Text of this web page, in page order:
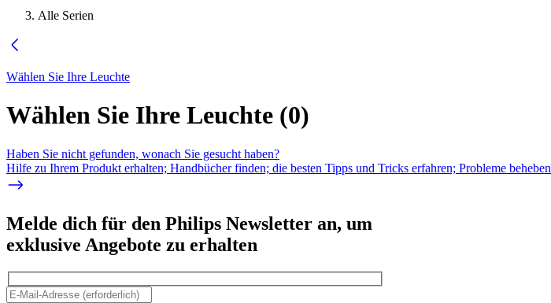
Alle Serien
Wählen Sie Ihre Leuchte
Wählen Sie Ihre Leuchte (0)
Haben Sie nicht gefunden, wonach Sie gesucht haben?
Hilfe zu Ihrem Produkt erhalten; Handbücher finden; die besten Tipps und Tricks erfahren; Probleme beheben
Melde dich für den Philips Newsletter an, um
exklusive Angebote zu erhalten